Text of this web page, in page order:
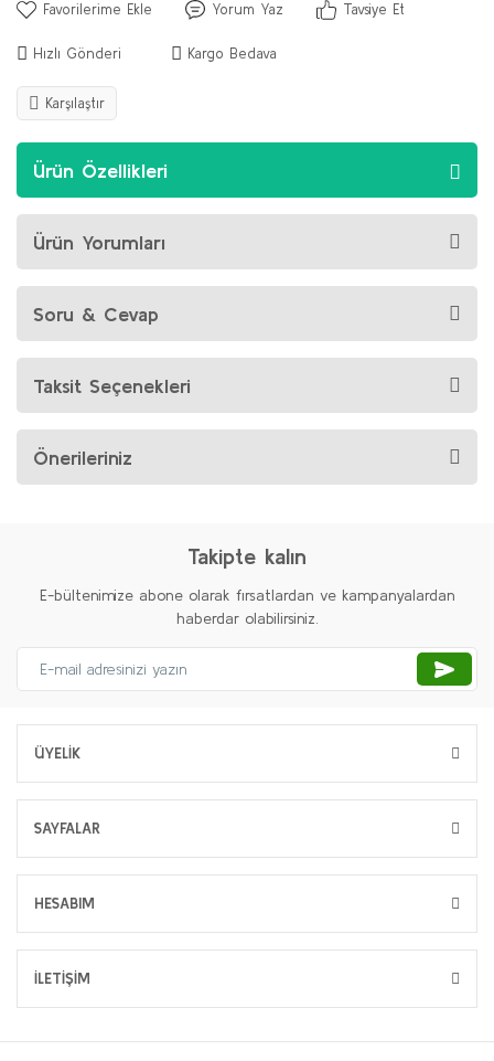
Yorum Yaz Tavsiye Et
Hızlı Gönderi Kargo Bedava
Karşılaştır
Ürün Özellikleri
Ürün Yorumları
Soru & Cevap
Taksit Seçenekleri
Önerileriniz
Takipte kalın
E-bültenimize abone olarak fırsatlardan ve kampanyalardan
haberdar olabilirsiniz.
ÜYELİK
SAYFALAR
HESABIM
İLETİŞİM